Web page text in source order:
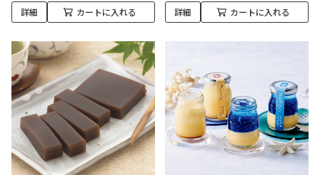
詳細 カートに入れる 詳細 カートに入れる